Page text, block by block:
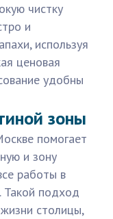
чистку
и
используя
ценовая
удобны
зоны
помогает
и зону
работы в
Такой подход
столицы,